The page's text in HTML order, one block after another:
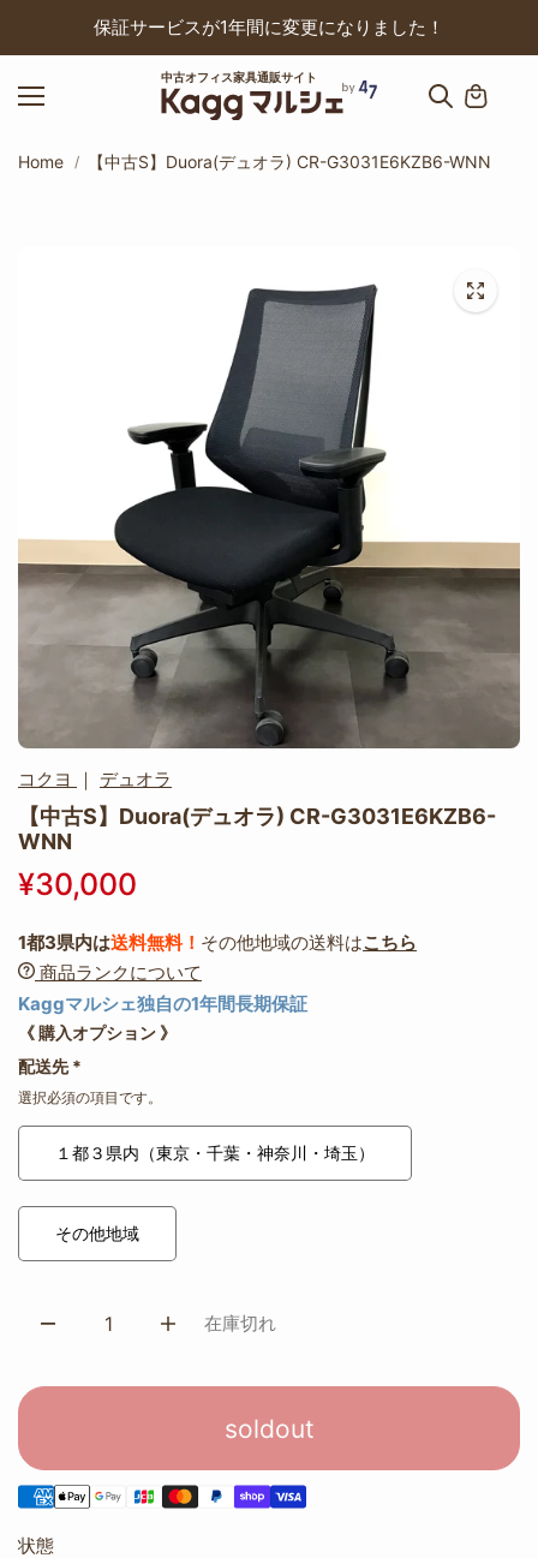
保証サービスが1年間に変更になりました！
中古オフィス家具通販サイト
Home 【中古S】Duora(デュオラ) CR-G3031E6KZB6-WNN
コクヨ ｜ デュオラ
【中古S】Duora(デュオラ) CR-G3031E6KZB6-
WNN
¥30,000
1都3県内は送料無料！ その他地域の送料はこちら
商品ランクについて
Kaggマルシェ独自の1年間長期保証
《 購入オプション 》
配送先*
選択必須の項目です。
１都３県内（東京・千葉・神奈川・埼玉）
その他地域
在庫切れ
soldout
状態